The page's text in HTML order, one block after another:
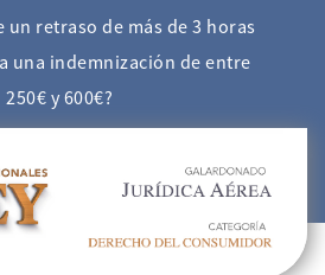
un retraso de más de 3 horas
una indemnización de entre
250€ y 600€?